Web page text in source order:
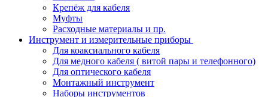
Крепёж для кабеля
Муфты
Расходные материалы и пр.
Инструмент и измерительные приборы
Для коаксиального кабеля
Для медного кабеля ( витой пары и телефонного)
Для оптического кабеля
Монтажный инструмент
Наборы инструментов